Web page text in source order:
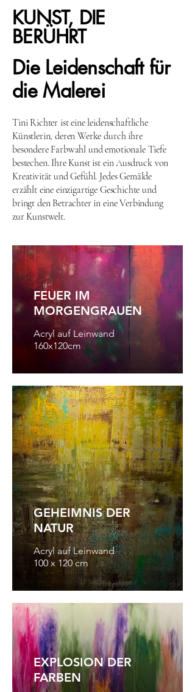
KUNST, DIE
BERÜHRT
Die Leidenschaft für
die Malerei
Tini Richter ist eine leidenschaftliche
Künstlerin, deren Werke durch ihre
besondere Farbwahl und emotionale Tiefe
bestechen. Ihre Kunst ist ein Ausdruck von
Kreativität und Gefühl. Jedes Gemälde
erzählt eine einzigartige Geschichte und
bringt den Betrachter in eine Verbindung
zur Kunstwelt.
FEUER IM
MORGENGRAUEN
Acryl auf Leinwand
160x120cm
GEHEIMNIS DER
NATUR
Acryl auf Leinwand
100 x 120 cm
EXPLOSION DER
FARBEN